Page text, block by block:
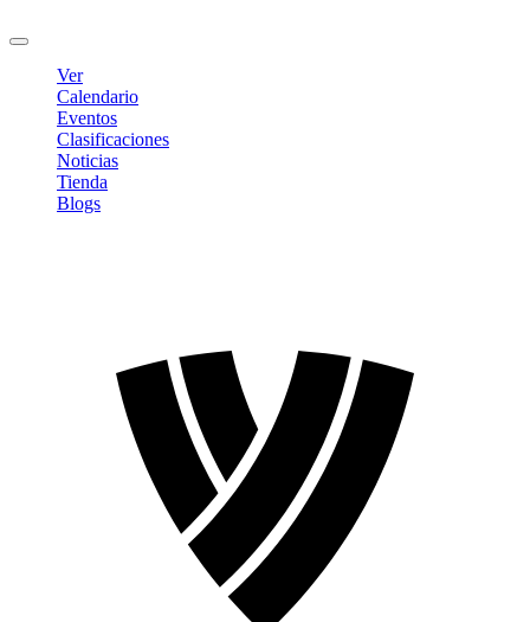
Ver
Calendario
Eventos
Clasificaciones
Noticias
Tienda
Blogs